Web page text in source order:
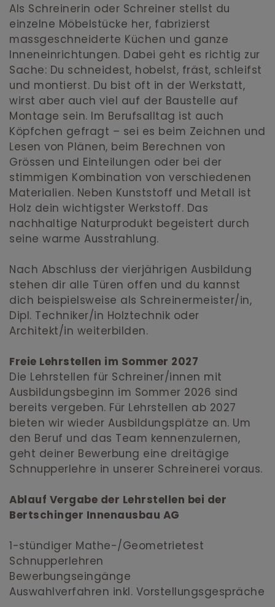
Als Schreinerin oder Schreiner stellst du
einzelne Möbelstücke her, fabrizierst
massgeschneiderte Küchen und ganze
Inneneinrichtungen. Dabei geht es richtig zur
Sache: Du schneidest, hobelst, fräst, schleifst
und montierst. Du bist oft in der Werkstatt,
wirst aber auch viel auf der Baustelle auf
Montage sein. Im Berufsalltag ist auch
Köpfchen gefragt – sei es beim Zeichnen und
Lesen von Plänen, beim Berechnen von
Grössen und Einteilungen oder bei der
stimmigen Kombination von verschiedenen
Materialien. Neben Kunststoff und Metall ist
Holz dein wichtigster Werkstoff. Das
nachhaltige Naturprodukt begeistert durch
seine warme Ausstrahlung.
Nach Abschluss der vierjährigen Ausbildung
stehen dir alle Türen offen und du kannst
dich beispielsweise als Schreinermeister/in,
Dipl. Techniker/in Holztechnik oder
Architekt/in weiterbilden.
Freie Lehrstellen im Sommer 2027
Die Lehrstellen für Schreiner/innen mit
Ausbildungsbeginn im Sommer 2026 sind
bereits vergeben. Für Lehrstellen ab 2027
bieten wir wieder Ausbildungsplätze an. Um
den Beruf und das Team kennenzulernen,
geht deiner Bewerbung eine dreitägige
Schnupperlehre in unserer Schreinerei voraus.
Ablauf Vergabe der Lehrstellen bei der
Bertschinger Innenausbau AG
1-stündiger Mathe-/Geometrietest
Schnupperlehren
Bewerbungseingänge
Auswahlverfahren inkl. Vorstellungsgespräche